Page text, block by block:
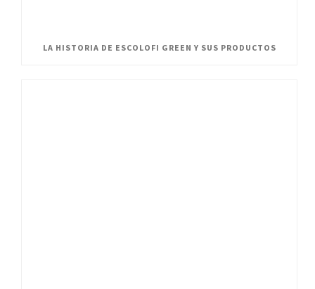
LA HISTORIA DE ESCOLOFI GREEN Y SUS PRODUCTOS